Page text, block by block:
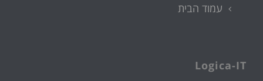
עמוד הבית
Logica-IT